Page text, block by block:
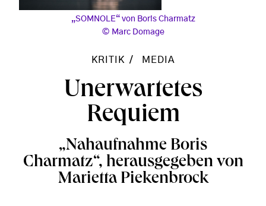
„SOMNOLE“ von Boris Charmatz
Marc Domage
KRITIK MEDIA
Unerwartetes
Requiem
„Nahaufnahme Boris
Charmatz“, herausgegeben von
Marietta Piekenbrock